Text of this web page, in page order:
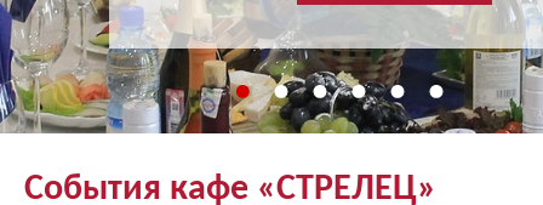
События кафе «СТРЕЛЕЦ»